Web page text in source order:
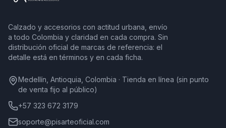
Calzado y accesorios con actitud urbana, envío
a todo Colombia y claridad en cada compra. Sin
distribución oficial de marcas de referencia: el
detalle está en términos y en cada ficha.
Medellín, Antioquia, Colombia · Tienda en línea (sin punto
de venta fijo al público)
+57 323 672 3179
soporte@pisarteoficial.com